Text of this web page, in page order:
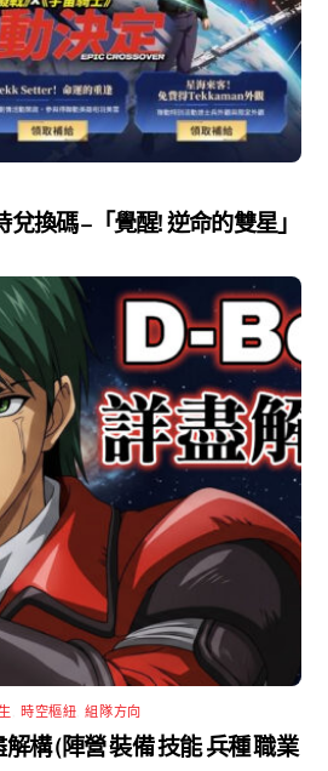
兌換碼 –「覺醒! 逆命的雙星」
,時空樞紐 ,組隊方向
構 (陣營 裝備 技能 兵種 職業